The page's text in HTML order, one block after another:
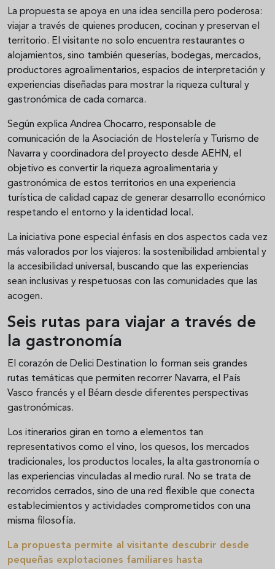
La propuesta se apoya en una idea sencilla pero poderosa:
viajar a través de quienes producen, cocinan y preservan el
territorio. El visitante no solo encuentra restaurantes o
alojamientos, sino también queserías, bodegas, mercados,
productores agroalimentarios, espacios de interpretación y
experiencias diseñadas para mostrar la riqueza cultural y
gastronómica de cada comarca.
Según explica Andrea Chocarro, responsable de
comunicación de la Asociación de Hostelería y Turismo de
Navarra y coordinadora del proyecto desde AEHN, el
objetivo es convertir la riqueza agroalimentaria y
gastronómica de estos territorios en una experiencia
turística de calidad capaz de generar desarrollo económico
respetando el entorno y la identidad local.
La iniciativa pone especial énfasis en dos aspectos cada vez
más valorados por los viajeros: la sostenibilidad ambiental y
la accesibilidad universal, buscando que las experiencias
sean inclusivas y respetuosas con las comunidades que las
acogen.
Seis rutas para viajar a través de
la gastronomía
El corazón de Delici Destination lo forman seis grandes
rutas temáticas que permiten recorrer Navarra, el País
Vasco francés y el Béarn desde diferentes perspectivas
gastronómicas.
Los itinerarios giran en torno a elementos tan
representativos como el vino, los quesos, los mercados
tradicionales, los productos locales, la alta gastronomía o
las experiencias vinculadas al medio rural. No se trata de
recorridos cerrados, sino de una red flexible que conecta
establecimientos y actividades comprometidos con una
misma filosofía.
La propuesta permite al visitante descubrir desde
pequeñas explotaciones familiares hasta